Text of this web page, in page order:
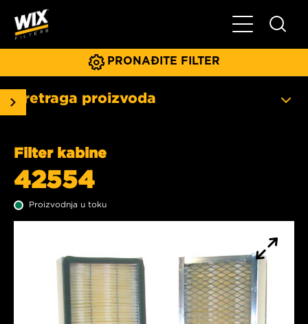
Glavni meni
PRONAĐITE FILTER
Pretraga proizvoda
Filter kabine
42554
Proizvodnja u toku